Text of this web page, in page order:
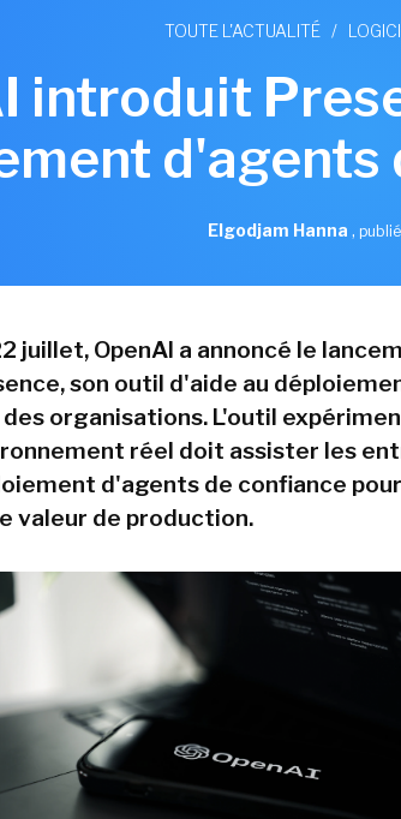
TOUTE L'ACTUALITÉ /
introduit
d'agents
Elgodjam Hanna ,
juillet, OpenAI a annoncé le
son outil d'aide au
des organisations. L'outil
réel doit assister les
d'agents de confiance
valeur de production.